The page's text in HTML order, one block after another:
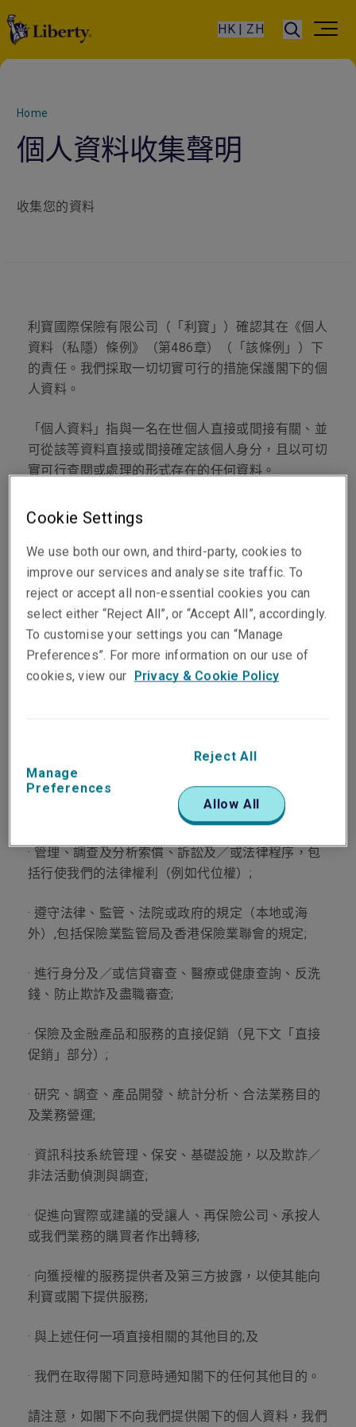
HK | ZH
Home
個人資料收集聲明
收集您的資料
利寶國際保險有限公司（「利寶」）確認其在《個人
資料（私隱）條例》（第486章）（「該條例」）下
的責任。我們採取一切切實可行的措施保護閣下的個
人資料。
「個人資料」指與一名在世個人直接或間接有關、並
可從該等資料直接或間接確定該個人身分，且以可切
實可行查閱或處理的形式存在的任何資料。
我們收集及使用閣下個人資料的目的
我們收集、持有、處理、使用、轉移及／或披露閣下
的個人資料（包括信貸、車輛、健康記錄及保險索償
歷史），作以下用途：
· 提供、承保、簽發、管理及提供保單與索償相關服
· 處理付款要求及直接扣賬授權（包括評估閣下的財
· 管理、調查及分析索償、訴訟及／或法律程序，包
括行使我們的法律權利（例如代位權）;
· 遵守法律、監管、法院或政府的規定（本地或海
外）,包括保險業監管局及香港保險業聯會的規定;
· 進行身分及／或信貸審查、醫療或健康查詢、反洗
錢、防止欺詐及盡職審查;
· 保險及金融產品和服務的直接促銷（見下文「直接
促銷」部分）;
· 研究、調查、產品開發、統計分析、合法業務目的
及業務營運;
· 資訊科技系統管理、保安、基礎設施，以及欺詐／
非法活動偵測與調查;
· 促進向實際或建議的受讓人、再保險公司、承按人
或我們業務的購買者作出轉移;
· 向獲授權的服務提供者及第三方披露，以使其能向
利寶或閣下提供服務;
· 與上述任何一項直接相關的其他目的;及
· 我們在取得閣下同意時通知閣下的任何其他目的。
請注意，如閣下不向我們提供閣下的個人資料，我們
Cookie Settings
We use both our own, and third-party, cookies to
improve our services and analyse site traffic. To
reject or accept all non-essential cookies you can
select either “Reject All”, or “Accept All”, accordingly.
To customise your settings you can “Manage
Preferences”. For more information on our use of
cookies, view our Privacy & Cookie Policy
Manage
Preferences
Reject All
Allow All